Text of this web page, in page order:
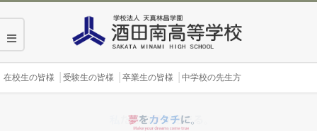
content
Secondary
在校生の皆様 受験生の皆様 卒業生の皆様 中学校の先生方